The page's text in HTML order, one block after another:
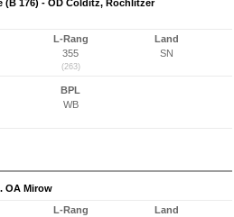
(B 176) - OD Colditz, Rochlitzer
L-Rang
355
(263)
Land
SN
BPL
WB
OA Mirow
L-Rang
Land